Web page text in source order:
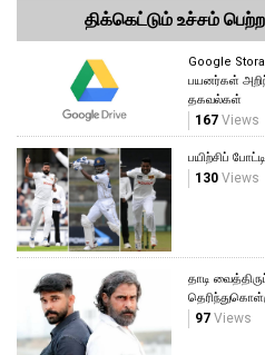
திக்கெட்டும் உச்சம்
Google
பயனர்கள்
தகவல்கள்
167 Views
பயிற்சிப்
130 Views
தாடி
97 Views